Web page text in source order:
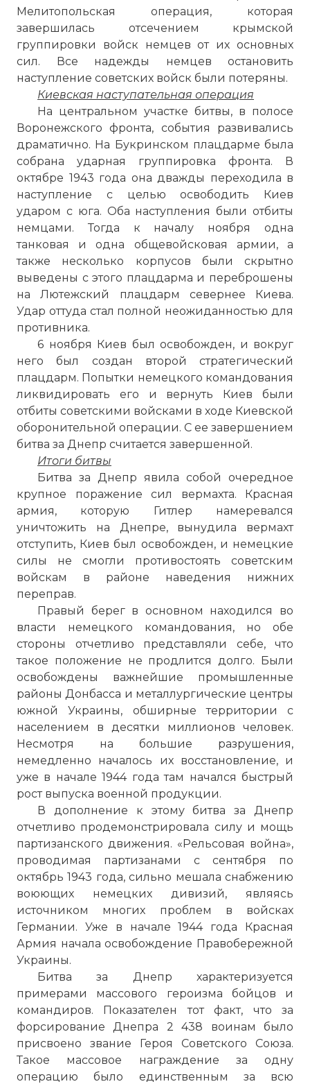
Мелитопольская операция, которая
завершилась отсечением крымской
группировки войск немцев от их основных
сил. Все надежды немцев остановить
наступление советских войск были потеряны.
Киевская наступательная операция
На центральном участке битвы, в полосе
Воронежского фронта, события развивались
драматично. На Букринском плацдарме была
собрана ударная группировка фронта. В
октябре 1943 года она дважды переходила в
наступление с целью освободить Киев
ударом с юга. Оба наступления были отбиты
немцами. Тогда к началу ноября одна
танковая и одна общевойсковая армии, а
также несколько корпусов были скрытно
выведены с этого плацдарма и переброшены
на Лютежский плацдарм севернее Киева.
Удар оттуда стал полной неожиданностью для
противника.
6 ноября Киев был освобожден, и вокруг
него был создан второй стратегический
плацдарм. Попытки немецкого командования
ликвидировать его и вернуть Киев были
отбиты советскими войсками в ходе Киевской
оборонительной операции. С ее завершением
битва за Днепр считается завершенной.
Итоги битвы
Битва за Днепр явила собой очередное
крупное поражение сил вермахта. Красная
армия, которую Гитлер намеревался
уничтожить на Днепре, вынудила вермахт
отступить, Киев был освобожден, и немецкие
силы не смогли противостоять советским
войскам в районе наведения нижних
переправ.
Правый берег в основном находился во
власти немецкого командования, но обе
стороны отчетливо представляли себе, что
такое положение не продлится долго. Были
освобождены важнейшие промышленные
районы Донбасса и металлургические центры
южной Украины, обширные территории с
населением в десятки миллионов человек.
Несмотря на большие разрушения,
немедленно началось их восстановление, и
уже в начале 1944 года там начался быстрый
рост выпуска военной продукции.
В дополнение к этому битва за Днепр
отчетливо продемонстрировала силу и мощь
партизанского движения. «Рельсовая война»,
проводимая партизанами с сентября по
октябрь 1943 года, сильно мешала снабжению
воюющих немецких дивизий, являясь
источником многих проблем в войсках
Германии. Уже в начале 1944 года Красная
Армия начала освобождение Правобережной
Украины.
Битва за Днепр характеризуется
примерами массового героизма бойцов и
командиров. Показателен тот факт, что за
форсирование Днепра 2 438 воинам было
присвоено звание Героя Советского Союза.
Такое массовое награждение за одну
операцию было единственным за всю
Вернуться в статью: Битва за Днепр